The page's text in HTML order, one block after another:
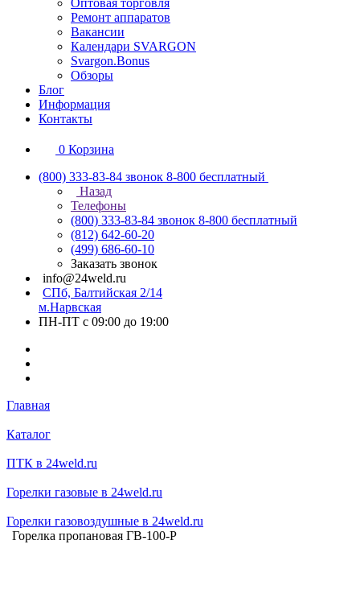
Оптовая торговля
Ремонт аппаратов
Вакансии
Календари SVARGON
Svargon.Bonus
Обзоры
Блог
Информация
Контакты
0 Корзина
(800) 333-83-84 звонок 8-800 бесплатный
Назад
Телефоны
(800) 333-83-84 звонок 8-800 бесплатный
(812) 642-60-20
(499) 686-60-10
Заказать звонок
info@24weld.ru
СПб, Балтийская 2/14
м.Нарвская
ПН-ПТ с 09:00 до 19:00
Главная
Каталог
ПТК в 24weld.ru
Горелки газовые в 24weld.ru
Горелки газовоздушные в 24weld.ru
Горелка пропановая ГВ-100-P